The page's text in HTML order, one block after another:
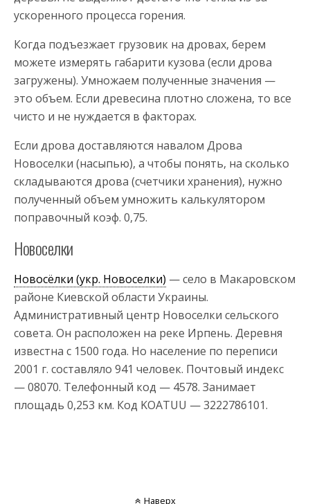
ускоренного процесса горения.
Когда подъезжает грузовик на дровах, берем
можете измерять габарити кузова (если дрова
загружены). Умножаем полученные значения —
это объем. Если древесина плотно сложена, то все
чисто и не нуждается в факторах.
Если дрова доставляются навалом Дрова
Новоселки (насыпью), а чтобы понять, на сколько
складываются дрова (счетчики хранения), нужно
полученный объем умножить калькулятором
поправочный коэф. 0,75.
Новоселки
Новосёлки (укр. Новоселки) — село в Макаровском
районе Киевской области Украины.
Административный центр Новоселки сельского
совета. Он расположен на реке Ирпень. Деревня
известна с 1500 года. Но население по переписи
2001 г. составляло 941 человек. Почтовый индекс
— 08070. Телефонный код — 4578. Занимает
площадь 0,253 км. Код KOATUU — 3222786101.
Наверх